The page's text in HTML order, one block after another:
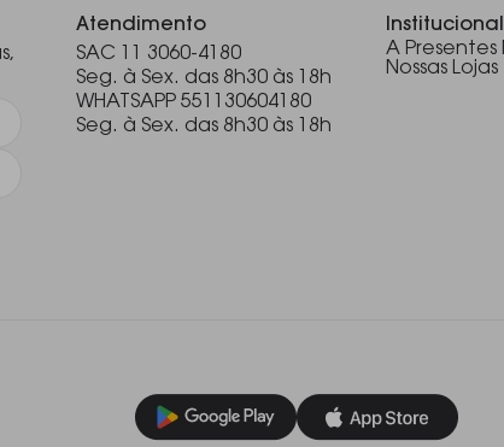
Atendimento
SAC 11 3060-4180
Seg. à Sex. das 8h30 às 18h
WHATSAPP 551130604180
Seg. à Sex. das 8h30 às 18h
Institucional
A Presentes
Nossas Lojas